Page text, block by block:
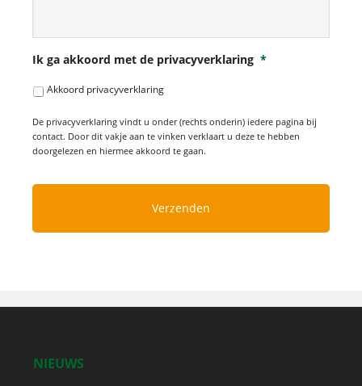
Ik ga akkoord met de privacyverklaring *
Akkoord privacyverklaring
De privacyverklaring vindt u onder (rechts onderin) iedere pagina bij
contact. Door dit vakje aan te vinken verklaart u deze te hebben
doorgelezen en hiermee akkoord te gaan.
NIEUWS